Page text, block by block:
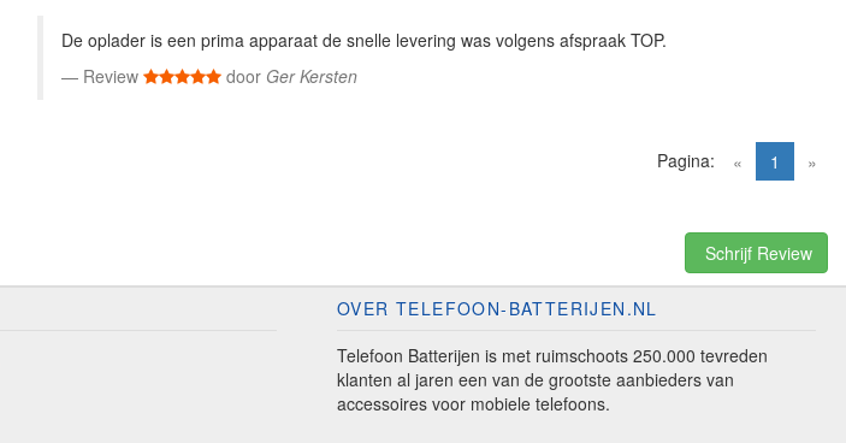
De oplader is een prima apparaat de snelle levering was volgens afspraak TOP.
Review
door Ger Kersten
« 1 (current)
»
Pagina:
Schrijf Review
OVER TELEFOON-BATTERIJEN.NL
Telefoon Batterijen is met ruimschoots 250.000 tevreden
klanten al jaren een van de grootste aanbieders van
accessoires voor mobiele telefoons.